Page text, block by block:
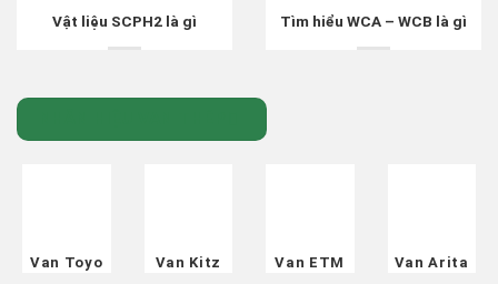
Vật liệu SCPH2 là gì Tìm hiểu WCA – WCB là gì
Van Toyo Van Kitz Van ETM Van Arita